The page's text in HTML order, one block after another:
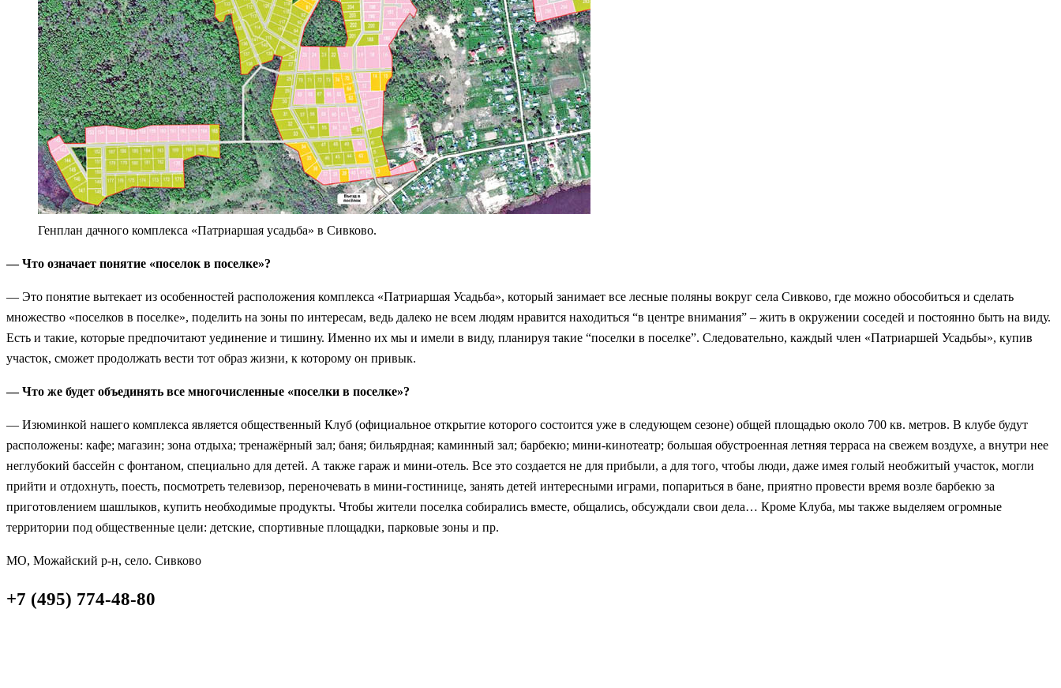
Генплан дачного комплекса «Патриаршая усадьба» в Сивково.
— Что означает понятие «поселок в поселке»?
— Это понятие вытекает из особенностей расположения комплекса «Патриаршая Усадьба», который занимает все лесные поляны вокруг села Сивково, где можно обособиться и сделать
множество «поселков в поселке», поделить на зоны по интересам, ведь далеко не всем людям нравится находиться “в центре внимания” – жить в окружении соседей и постоянно быть на виду.
Есть и такие, которые предпочитают уединение и тишину. Именно их мы и имели в виду, планируя такие “поселки в поселке”. Следовательно, каждый член «Патриаршей Усадьбы», купив
участок, сможет продолжать вести тот образ жизни, к которому он привык.
— Что же будет объединять все многочисленные «поселки в поселке»?
— Изюминкой нашего комплекса является общественный Клуб (официальное открытие которого состоится уже в следующем сезоне) общей площадью около 700 кв. метров. В клубе будут
расположены: кафе; магазин; зона отдыха; тренажёрный зал; баня; бильярдная; каминный зал; барбекю; мини-кинотеатр; большая обустроенная летняя терраса на свежем воздухе, а внутри нее
неглубокий бассейн с фонтаном, специально для детей. А также гараж и мини-отель. Все это создается не для прибыли, а для того, чтобы люди, даже имея голый необжитый участок, могли
прийти и отдохнуть, поесть, посмотреть телевизор, переночевать в мини-гостинице, занять детей интересными играми, попариться в бане, приятно провести время возле барбекю за
приготовлением шашлыков, купить необходимые продукты. Чтобы жители поселка собирались вместе, общались, обсуждали свои дела… Кроме Клуба, мы также выделяем огромные
территории под общественные цели: детские, спортивные площадки, парковые зоны и пр.
МО, Можайский р-н, село. Сивково
+7 (495) 774-48-80